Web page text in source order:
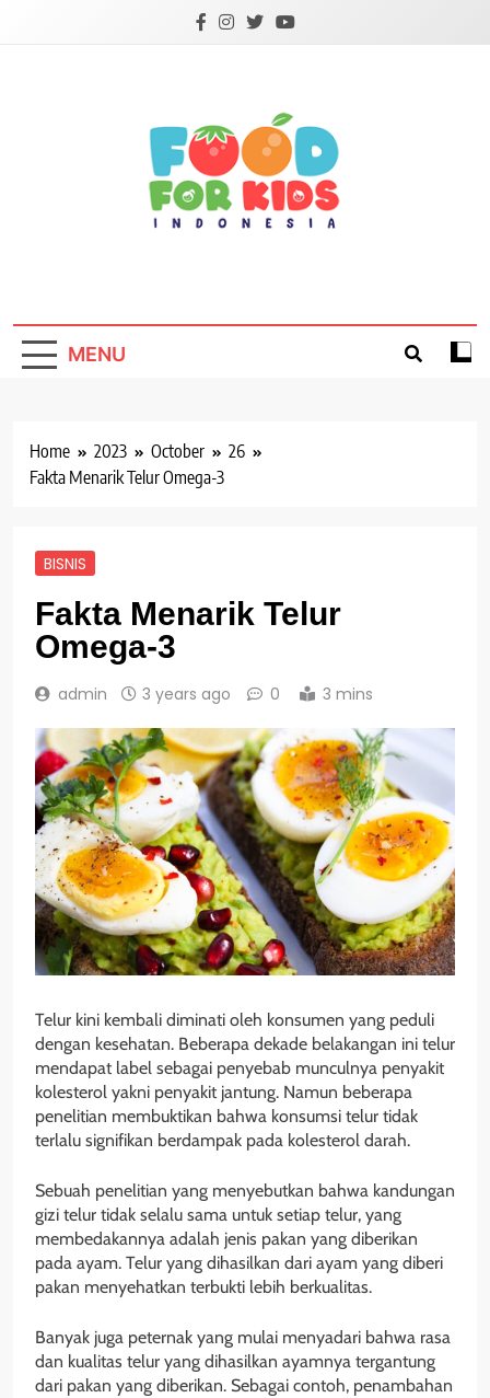
MENU
Home 2023 October
26
Fakta Menarik Telur Omega-3
BISNIS
Fakta Menarik Telur
Omega-3
admin 3 years ago 0 3 mins
Telur kini kembali diminati oleh konsumen yang peduli
dengan kesehatan. Beberapa dekade belakangan ini telur
mendapat label sebagai penyebab munculnya penyakit
kolesterol yakni penyakit jantung. Namun beberapa
penelitian membuktikan bahwa konsumsi telur tidak
terlalu signifikan berdampak pada kolesterol darah.
Sebuah penelitian yang menyebutkan bahwa kandungan
gizi telur tidak selalu sama untuk setiap telur, yang
membedakannya adalah jenis pakan yang diberikan
pada ayam. Telur yang dihasilkan dari ayam yang diberi
pakan menyehatkan terbukti lebih berkualitas.
Banyak juga peternak yang mulai menyadari bahwa rasa
dan kualitas telur yang dihasilkan ayamnya tergantung
dari pakan yang diberikan. Sebagai contoh, penambahan